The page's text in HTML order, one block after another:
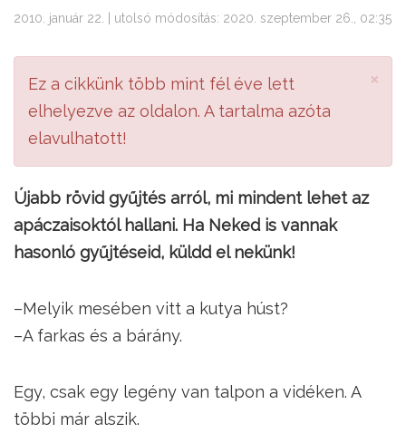
2010. január 22. | utolsó módosítás: 2020. szeptember 26., 02:35
×
Ez a cikkünk több mint fél éve lett
elhelyezve az oldalon. A tartalma azóta
elavulhatott!
Újabb rövid gyűjtés arról, mi mindent lehet az
apáczaisoktól hallani. Ha Neked is vannak
hasonló gyűjtéseid, küldd el nekünk!
–Melyik mesében vitt a kutya húst?
–A farkas és a bárány.
Egy, csak egy legény van talpon a vidéken. A
többi már alszik.